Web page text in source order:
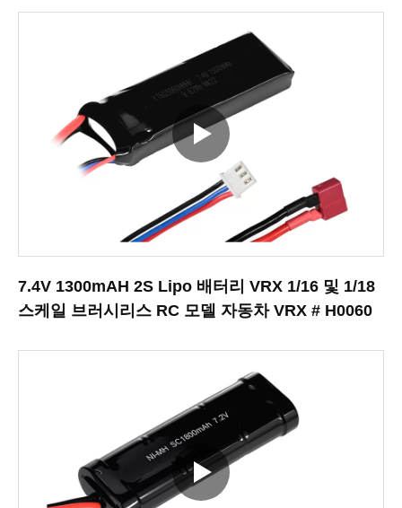
7.4V 1300mAH 2S Lipo 배터리 VRX 1/16 및 1/18
스케일 브러시리스 RC 모델 자동차 VRX # H0060